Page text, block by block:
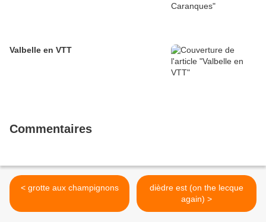
Valbelle en VTT
Commentaires
< grotte aux champignons
dièdre est (on the lecque
again) >